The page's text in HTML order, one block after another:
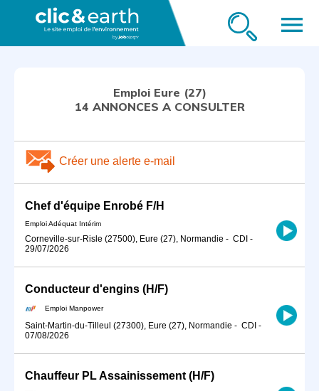
menu
Emploi Eure (27)
14 ANNONCES A CONSULTER
Créer une alerte e-mail
Chef d'équipe Enrobé F/H
Emploi Adéquat Intérim
Corneville-sur-Risle (27500), Eure (27), Normandie - CDI -
29/07/2026
Conducteur d'engins (H/F)
Emploi Manpower
Saint-Martin-du-Tilleul (27300), Eure (27), Normandie - CDI -
07/08/2026
Chauffeur PL Assainissement (H/F)